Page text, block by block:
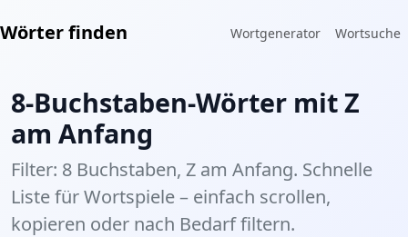
Wörter finden Wortgenerator Wortsuche
8-Buchstaben-Wörter mit Z
am Anfang
Filter: 8 Buchstaben, Z am Anfang. Schnelle
Liste für Wortspiele – einfach scrollen,
kopieren oder nach Bedarf filtern.